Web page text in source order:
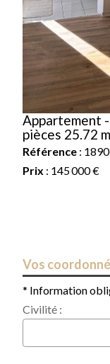
Appartement
pièces 25.72
Référence : 1890
Prix : 145 000 €
Vos
* Information
Civilité :